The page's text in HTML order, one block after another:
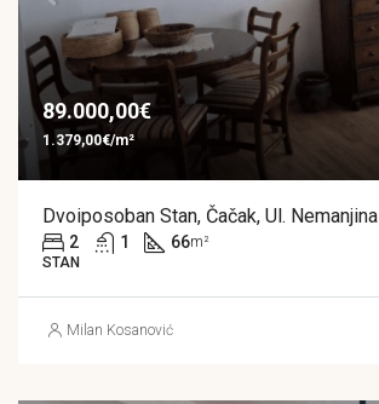
89.000,00€
1.379,00€/m²
Dvoiposoban Stan, Čačak, Ul. Nemanjina
2 1 66m²
STAN
Milan Kosanović